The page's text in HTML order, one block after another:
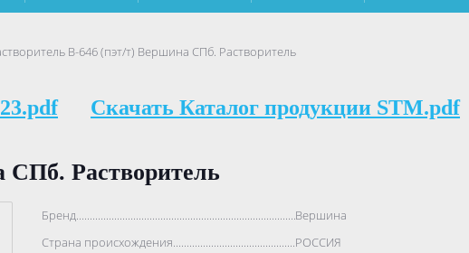
В-646 (пэт/т) Вершина СПб. Растворитель
Скачать Каталог продукции STM.pdf
СПб. Растворитель
Бренд..................................................................................Вершина
Страна происхождения..................................................................................
РОССИЯ